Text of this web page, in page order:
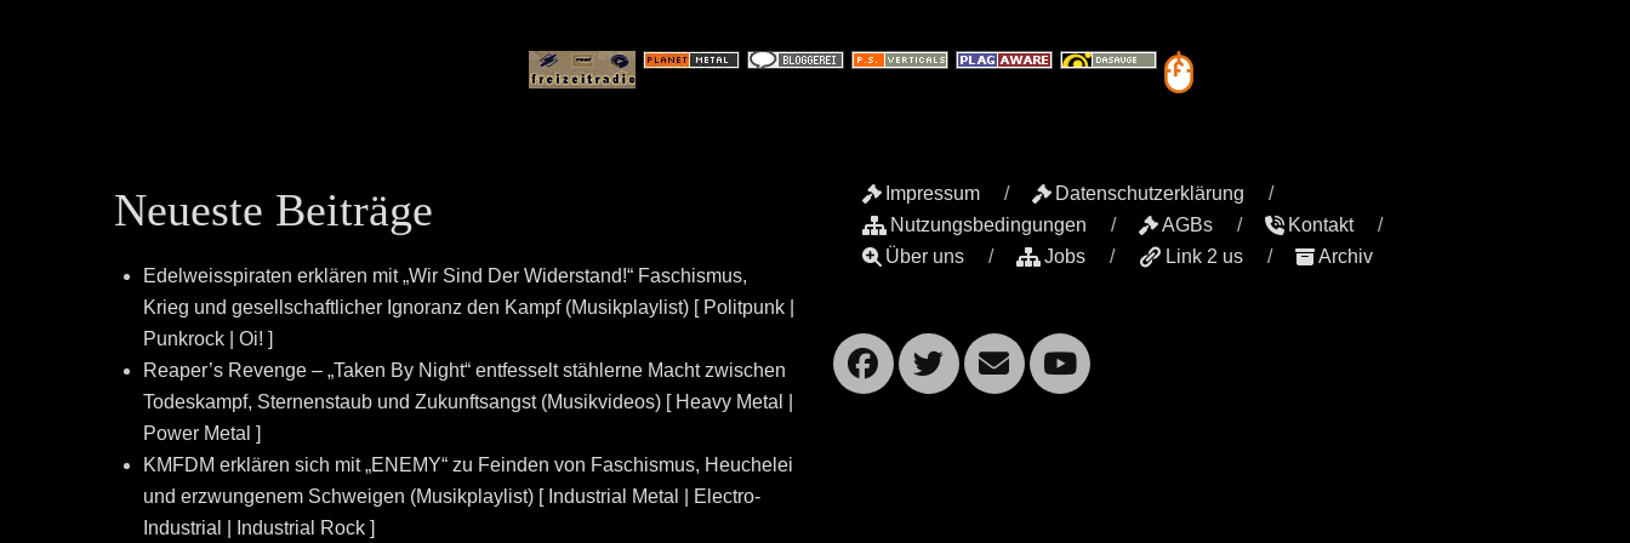
Neueste Beiträge
Edelweisspiraten erklären mit „Wir Sind Der Widerstand!“ Faschismus,
Krieg und gesellschaftlicher Ignoranz den Kampf (Musikplaylist) [ Politpunk |
Punkrock | Oi! ]
Reaper’s Revenge – „Taken By Night“ entfesselt stählerne Macht zwischen
Todeskampf, Sternenstaub und Zukunftsangst (Musikvideos) [ Heavy Metal |
Power Metal ]
KMFDM erklären sich mit „ENEMY“ zu Feinden von Faschismus, Heuchelei
und erzwungenem Schweigen (Musikplaylist) [ Industrial Metal | Electro-
Industrial | Industrial Rock ]
Impressum
Datenschutzerklärung
Nutzungsbedingungen
AGBs
Kontakt
Über uns
Jobs Link 2 us Archiv
Facebook
Twitter
EmailYouTube